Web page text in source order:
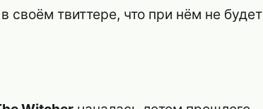
своём твиттере, что при нём не будет